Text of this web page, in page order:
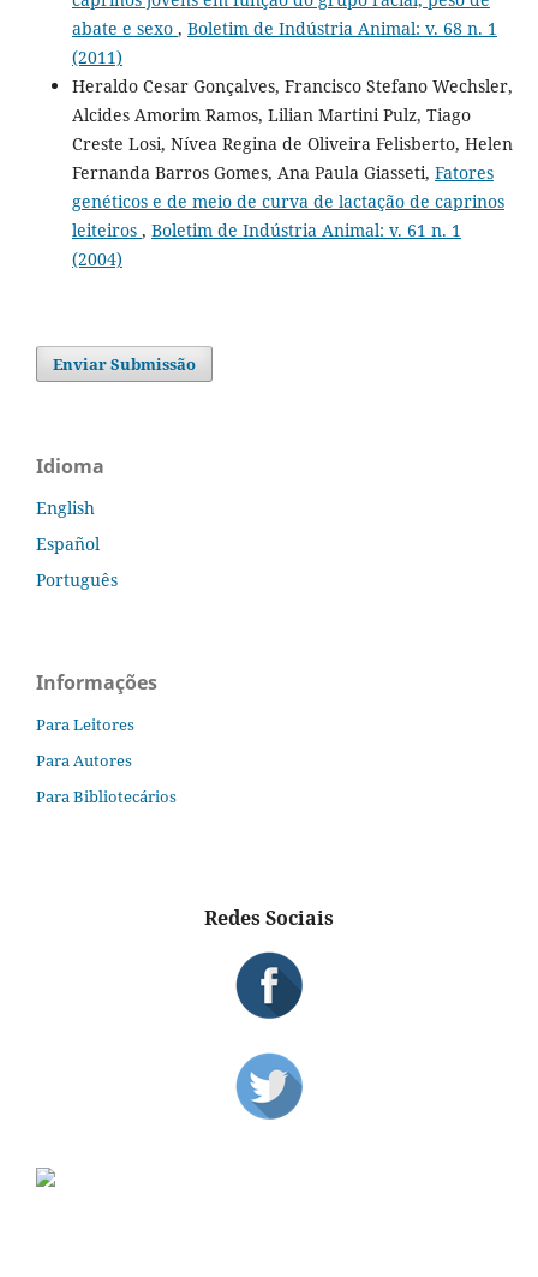
abate e sexo , Boletim de Indústria Animal: v. 68 n. 1
(2011)
Heraldo Cesar Gonçalves, Francisco Stefano Wechsler,
Alcides Amorim Ramos, Lilian Martini Pulz, Tiago
Creste Losi, Nívea Regina de Oliveira Felisberto, Helen
Fernanda Barros Gomes, Ana Paula Giasseti, Fatores
genéticos e de meio de curva de lactação de caprinos
leiteiros , Boletim de Indústria Animal: v. 61 n. 1
(2004)
Enviar Submissão
Idioma
English
Español
Português
Informações
Para Leitores
Para Autores
Para Bibliotecários
Redes Sociais